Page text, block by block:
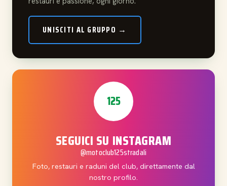
UNISCITI AL GRUPPO →
125
SEGUICI SU INSTAGRAM
@motoclub125stradali
Foto, restauri e raduni del club, direttamente dal
nostro profilo.